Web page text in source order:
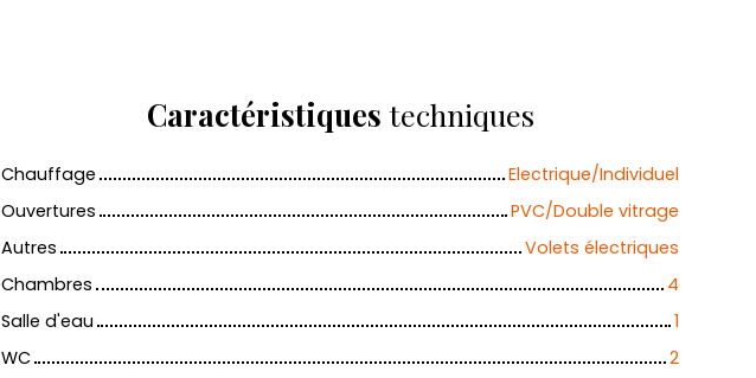
Caractéristiques techniques
Chauffage
Electrique/Individuel
Ouvertures
PVC/Double vitrage
Autres
Volets électriques
Chambres
4
Salle d'eau
1
WC
2